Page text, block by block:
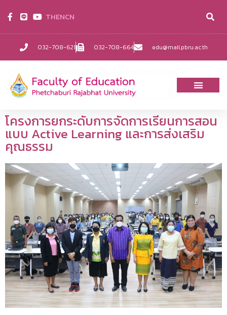
032-708-621 032-708-664 edu@mail.pbru.ac.th
THENCN
โครงการยกระดับการจัดการเรียนการสอน
แบบ Active Learning และการส่งเสริม
คุณธรรม